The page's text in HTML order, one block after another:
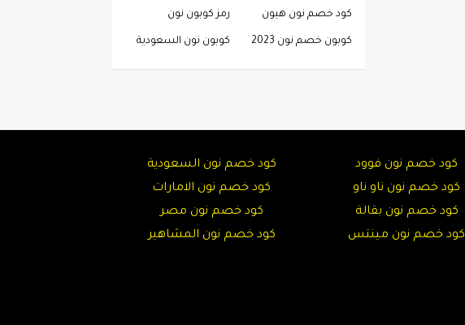
كود خصم نون هيون رمز كوبون نون
كوبون خصم نون 2023 كوبون نون السعودية
كود خصم نون فوود
كود خصم نون ناو ناو
كود خصم نون بقالة
كود خصم نون مينتس
كود خصم نون السعودية
كود خصم نون الامارات
كود خصم نون مصر
كود خصم نون المشاهير